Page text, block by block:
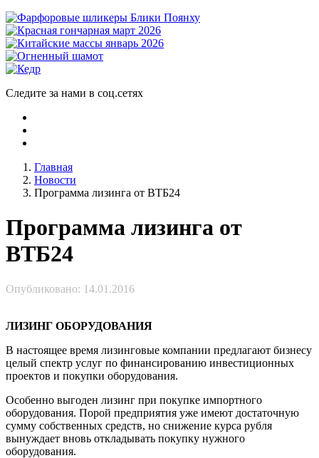
Следите за нами в соц.сетях
Главная
Новости
Программа лизинга от ВТБ24
Программа лизинга от
ВТБ24
Опубликовано: 14.01.2016
ЛИЗИНГ ОБОРУДОВАНИЯ
В настоящее время лизинговые компании предлагают бизнесу
целый спектр услуг по финансированию инвестиционных
проектов и покупки оборудования.
Особенно выгоден лизинг при покупке импортного
оборудования. Порой предприятия уже имеют достаточную
сумму собственных средств, но снижение курса рубля
вынуждает вновь откладывать покупку нужного
оборудования.